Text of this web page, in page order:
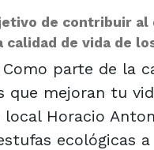
de contribuir al
calidad de vida de
Como parte de la
que mejoran tu
Horacio
ecológicas a